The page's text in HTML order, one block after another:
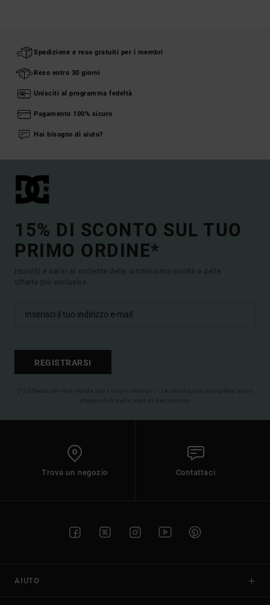
Spedizione e reso gratuiti per i membri
Reso entro 30 giorni
Unisciti al programma fedeltà
Pagamento 100% sicuro
Hai bisogno di aiuto?
15% DI SCONTO SUL TUO
PRIMO ORDINE*
Iscriviti e sarai al corrente delle ultimissime novità e delle
offerte più esclusive.
REGISTRARSI
(*) Offerta on-line valida per i nuovi membri - Le condizioni complete sono
disponibili nella mail di benvenuto
Trova un negozio Contattaci
AIUTO